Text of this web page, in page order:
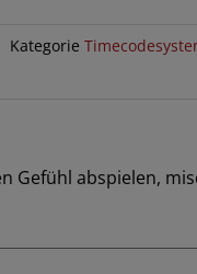
Kategorie
Gefühl abspielen,